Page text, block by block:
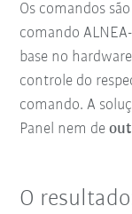
Os comandos
comando
base no
controle do
comando. A
Panel nem de
O